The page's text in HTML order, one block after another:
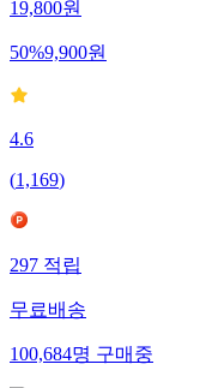
19,800원
50%9,900원
4.6
(1,169)
297적립
무료배송
100,684명구매중